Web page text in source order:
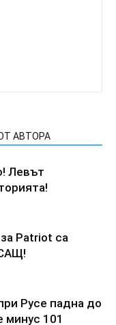
АВТОРА
Левът
Patriot са
Русе падна до
минус 101